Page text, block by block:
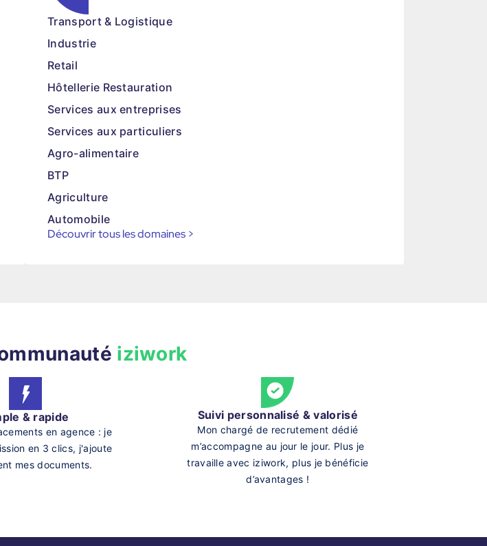
Transport & Logistique
Industrie
Retail
Hôtellerie Restauration
Services aux entreprises
Services aux particuliers
Agro-alimentaire
BTP
Agriculture
Automobile
Découvrir tous les domaines >
iziwork
& rapide
en agence : je
en 3 clics, j'ajoute
mes documents.
Suivi personnalisé & valorisé
Mon chargé de recrutement dédié
m’accompagne au jour le jour. Plus je
travaille avec iziwork, plus je bénéficie
d’avantages !